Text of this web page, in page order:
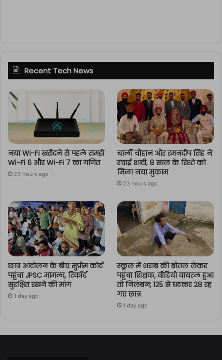
Recent Tech News
नया Wi-Fi खरीदने से पहले समझें
Wi-Fi 6 और Wi-Fi 7 का गणित
23 hours ago
चार्ली चौहान और रमनदीप सिंह ने
रचाई शादी, 8 साल के रिश्ते को
मिला नया मुकाम
23 hours ago
छात्र आंदोलन के बीच सुप्रीम कोर्ट
पहुंचा JPSC मामला, रिकॉर्ड
सुरक्षित रखने की मांग
1 day ago
स्कूल में शराब की बोतल लेकर
पहुंचा शिक्षक, वीडियो वायरल हुआ
तो निलंबन; 125 से घटकर 28 रह
गए छात्र
1 day ago